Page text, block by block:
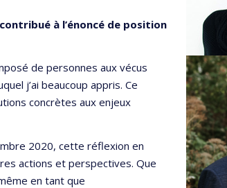
à l’énoncé de position
de personnes aux vécus
j’ai beaucoup appris. Ce
concrètes aux enjeux
2020, cette réflexion en
actions et perspectives. Que
en tant que